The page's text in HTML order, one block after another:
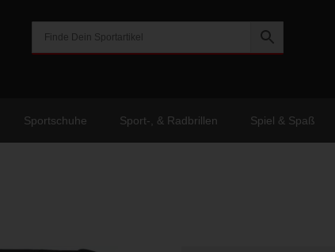
Sportschuhe Sport-, & Radbrillen Spiel & Spaß